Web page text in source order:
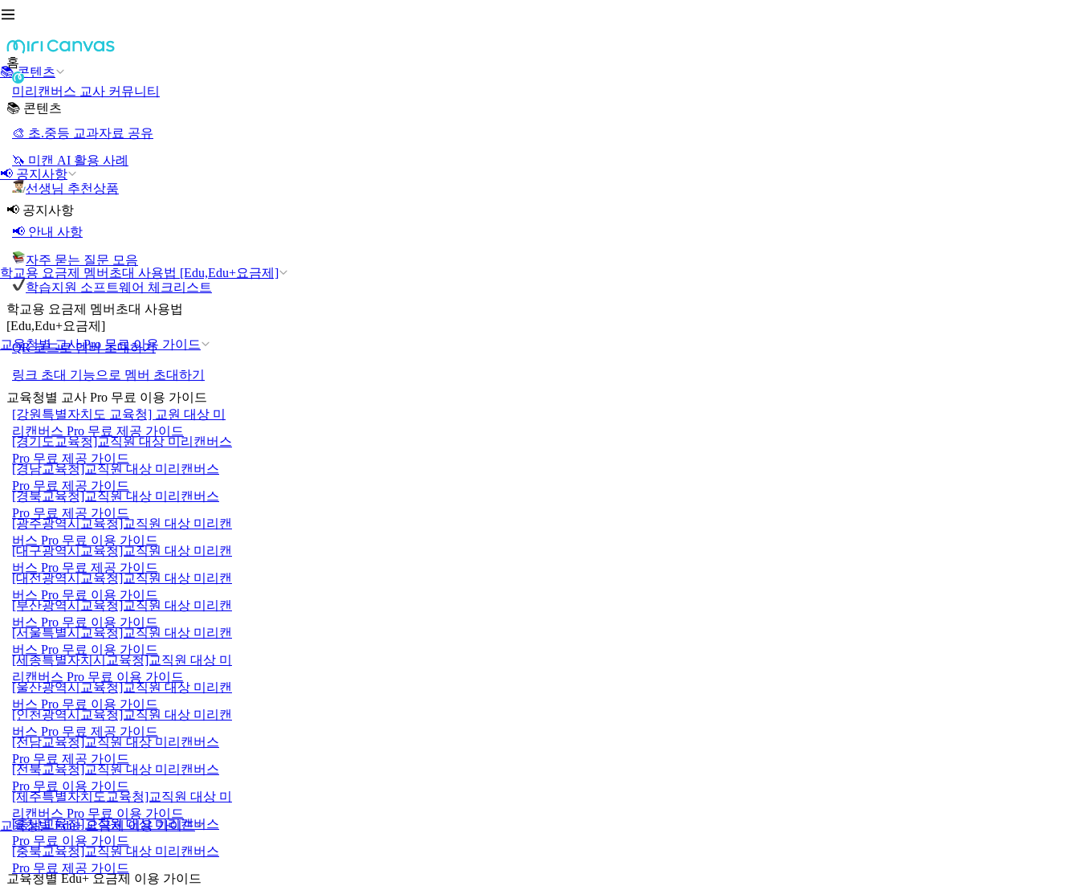
📚 콘텐츠
📢 공지사항
학교용 요금제 멤버초대 사용법 [Edu,Edu+요금제]
교육청별 교사 Pro 무료 이용 가이드
교육청별 Edu+ 요금제 이용 가이드
홈
미리캔버스 교사 커뮤니티
📚 콘텐츠
🎨 초.중등 교과자료 공유
🦄 미캔 AI 활용 사례
선생님 추천상품
📢 공지사항
📢 안내 사항
자주 묻는 질문 모음
학습지원 소프트웨어 체크리스트
학교용 요금제 멤버초대 사용법
[Edu,Edu+요금제]
QR 코드로 멤버 초대하기
링크 초대 기능으로 멤버 초대하기
교육청별 교사 Pro 무료 이용 가이드
[강원특별자치도 교육청] 교원 대상 미
리캔버스 Pro 무료 제공 가이드
[경기도교육청]교직원 대상 미리캔버스
Pro 무료 제공 가이드
[경남교육청]교직원 대상 미리캔버스
Pro 무료 제공 가이드
[경북교육청]교직원 대상 미리캔버스
Pro 무료 제공 가이드
[광주광역시교육청]교직원 대상 미리캔
버스 Pro 무료 이용 가이드
[대구광역시교육청]교직원 대상 미리캔
버스 Pro 무료 제공 가이드
[대전광역시교육청]교직원 대상 미리캔
버스 Pro 무료 이용 가이드
[부산광역시교육청]교직원 대상 미리캔
버스 Pro 무료 이용 가이드
[서울특별시교육청]교직원 대상 미리캔
버스 Pro 무료 이용 가이드
[세종특별자치시교육청]교직원 대상 미
리캔버스 Pro 무료 이용 가이드
[울산광역시교육청]교직원 대상 미리캔
버스 Pro 무료 이용 가이드
[인천광역시교육청]교직원 대상 미리캔
버스 Pro 무료 제공 가이드
[전남교육청]교직원 대상 미리캔버스
Pro 무료 제공 가이드
[전북교육청]교직원 대상 미리캔버스
Pro 무료 이용 가이드
[제주특별자치도교육청]교직원 대상 미
리캔버스 Pro 무료 이용 가이드
[충남교육청]교직원 대상 미리캔버스
Pro 무료 이용 가이드
[충북교육청]교직원 대상 미리캔버스
Pro 무료 제공 가이드
교육청별 Edu+ 요금제 이용 가이드